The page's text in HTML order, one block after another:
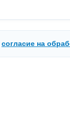
согласие на